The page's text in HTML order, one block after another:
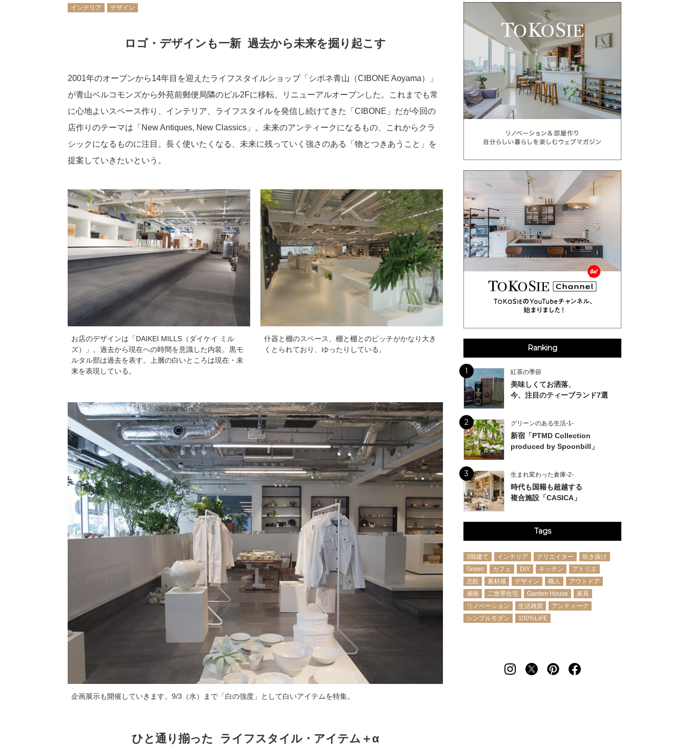
インテリア デザイン
ロゴ・デザインも一新 過去から未来を掘り起こす
2001年のオープンから14年目を迎えたライフスタイルショップ「シボネ青山（CIBONE Aoyama）」
が青山ベルコモンズから外苑前郵便局隣のビル2Fに移転、リニューアルオープンした。これまでも常
に心地よいスペース作り、インテリア、ライフスタイルを発信し続けてきた「CIBONE」だが今回の
店作りのテーマは「New Antiques, New Classics」。未来のアンティークになるもの、これからクラ
シックになるものに注目。長く使いたくなる、未来に残っていく強さのある「物とつきあうこと」を
提案していきたいという。
お店のデザインは「DAIKEI MILLS（ダイケイ ミル
ズ）」。過去から現在への時間を意識した内装。黒モ
ルタル部は過去を表す。上層の白いところは現在・未
来を表現している。
什器と棚のスペース、棚と棚とのピッチがかなり大き
くとられており、ゆったりしている。
企画展示も開催していきます。9/3（水）まで「白の強度」として白いアイテムを特集。
ひと通り揃った ライフスタイル・アイテム＋α
Ranking
1 紅茶の季節
美味しくてお洒落、
今、注目のティーブランド7選
2 グリーンのある生活-1-
新宿「PTMD Collection
produced by Spoonbill」
3 生まれ変わった倉庫-2-
時代も国籍も超越する
複合施設「CASICA」
Tags
3階建て インテリア クリエイター
吹き抜け
Green
カフェ DIY キッチン
アトリエ
北欧
素材感 デザイン 職人
アウトドア
湘南
二世帯住宅 Garden House
家具
リノベーション
生活雑貨
アンティーク
シンプルモダン
100%LiFE